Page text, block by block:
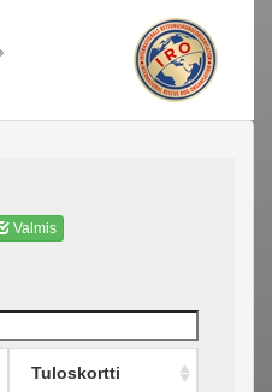
Valmis
Tuloskortti